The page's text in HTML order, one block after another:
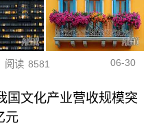
阅读 8581 06-30
国文化产业营收规模突
元